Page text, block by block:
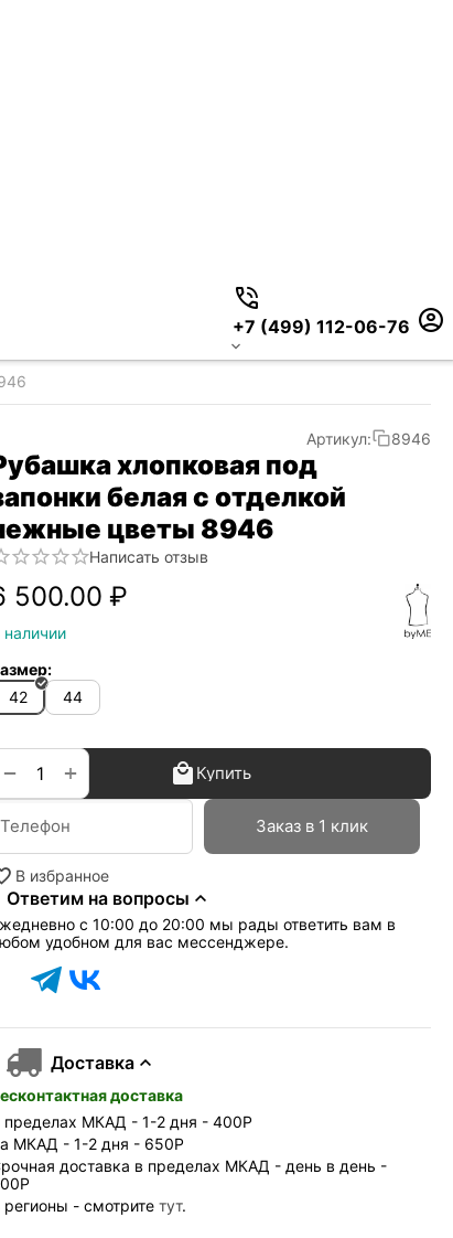
+7 (499) 112-06-76
Артикул: 8946
хлопковая под
белая с отделкой
цветы 8946
Написать отзыв
500.00 ₽
наличии
42
44
+
− Купить
Заказ в 1 клик
В избранное
Ответим на вопросы
с 10:00 до 20:00 мы рады ответить вам в
удобном для вас мессенджере.
Доставка
доставка
пределах МКАД - 1-2 дня - 400Р
МКАД - 1-2 дня - 650Р
доставка в пределах МКАД - день в день -
Р
регионы - смотрите тут.